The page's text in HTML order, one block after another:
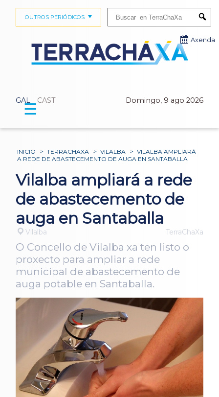
GAL CAST Domingo, 9 ago 2026
OUTROS PERIÓDICOS
Axenda
☰
INICIO > TERRACHAXA > VILALBA > VILALBA AMPLIARÁ
A REDE DE ABASTECEMENTO DE AUGA EN SANTABALLA
Vilalba ampliará a rede
de abastecemento de
auga en Santaballa
Vilalba TerraChaXa
O Concello de Vilalba xa ten listo o
proxecto para ampliar a rede
municipal de abastecemento de
auga potable en Santaballa.